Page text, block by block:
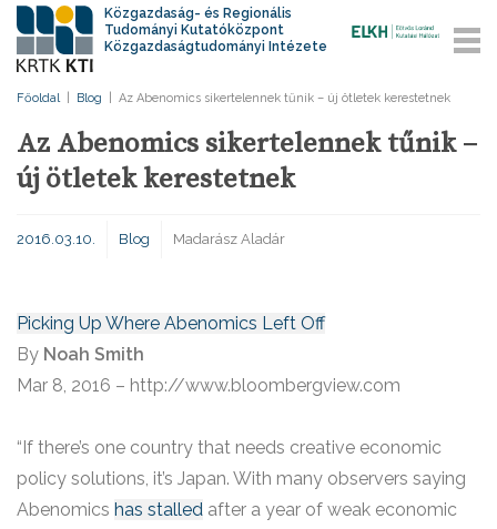
Közgazdaság- és Regionális
Tudományi Kutatóközpont
Közgazdaságtudományi Intézete
Főoldal Blog Az Abenomics sikertelennek tűnik – új ötletek kerestetnek
Az Abenomics sikertelennek tűnik –
új ötletek kerestetnek
2016.03.10. Blog Madarász Aladár
Picking Up Where Abenomics Left Off
By Noah Smith
Mar 8, 2016 – http://www.bloombergview.com
“If there’s one country that needs creative economic
policy solutions, it’s Japan. With many observers saying
Abenomics has stalled after a year of weak economic